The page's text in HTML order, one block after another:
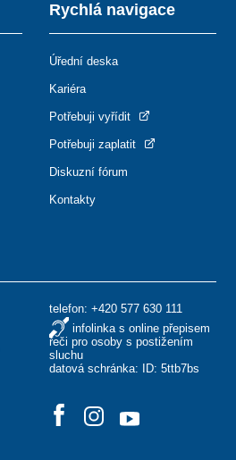
telefon: +420 577 630 111
infolinka s online přepisem
řeči pro osoby s postižením
sluchu
datová schránka: ID: 5ttb7bs
Rychlá navigace
Úřední deska
Kariéra
Potřebuji vyřídit
Potřebuji zaplatit
Diskuzní fórum
Kontakty